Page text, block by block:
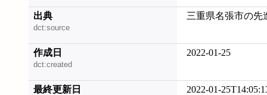
出典
dct:source
三重県名張市の先
作成日
dct:created
2022-01-25
最終更新日 2022-01-